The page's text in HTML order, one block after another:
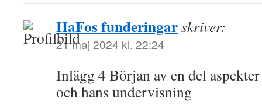
HaFos funderingarskriver:
21 maj 2024 kl. 22:24
Inlägg 4 Början av en del
och hans undervisning